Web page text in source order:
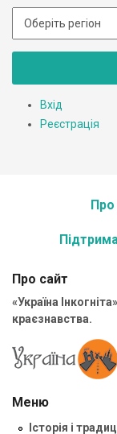
Вхід
Реєстрація
Про сайт
«Україна
краєзнавства.
Меню
Історія і